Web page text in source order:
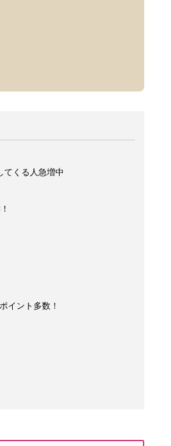
てくる人急増中
イント多数！